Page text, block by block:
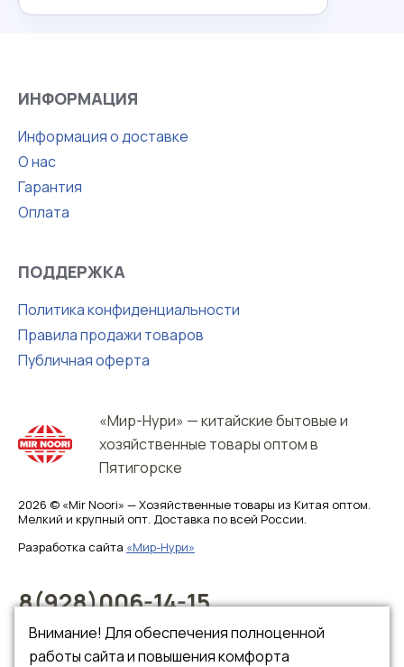
«Мир-Нури» — китайские бытовые и
хозяйственные товары оптом в
Пятигорске
2026 © «Mir Noori» — Хозяйственные товары из Китая оптом.
Мелкий и крупный опт. Доставка по всей России.
Разработка сайта «Мир-Нури»
ИНФОРМАЦИЯ
Информация о доставке
О нас
Гарантия
Оплата
ПОДДЕРЖКА
Политика конфиденциальности
Правила продажи товаров
Публичная оферта
8(928)006-14-15
8(928)006-14-16
Внимание! Для обеспечения полноценной
работы сайта и повышения комфорта